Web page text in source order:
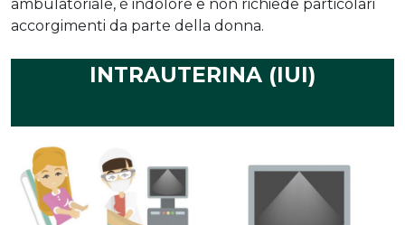
ambulatoriale, è indolore e non richiede particolari
accorgimenti da parte della donna.
INTRAUTERINA (IUI)